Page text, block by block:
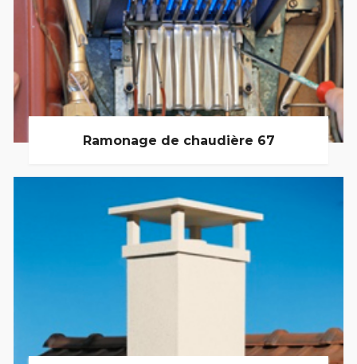
Ramonage de chaudière 67